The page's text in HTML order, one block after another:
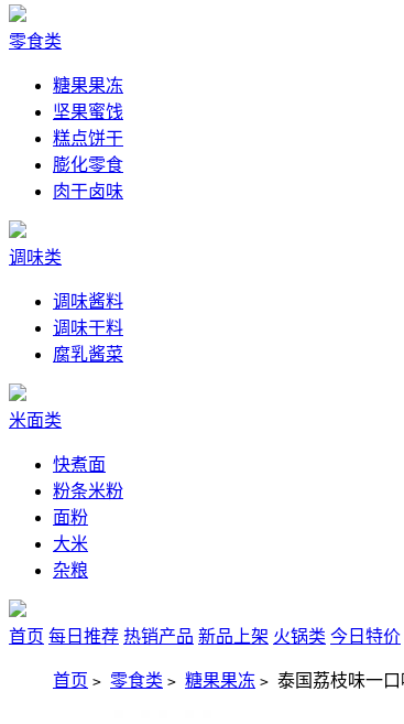
零食类
糖果果冻
坚果蜜饯
糕点饼干
膨化零食
肉干卤味
调味类
调味酱料
调味干料
腐乳酱菜
米面类
快煮面
粉条米粉
面粉
大米
杂粮
首页 每日推荐 热销产品 新品上架 火锅类 今日特价
首页 > 零食类 > 糖果果冻 > 泰国荔枝味一口